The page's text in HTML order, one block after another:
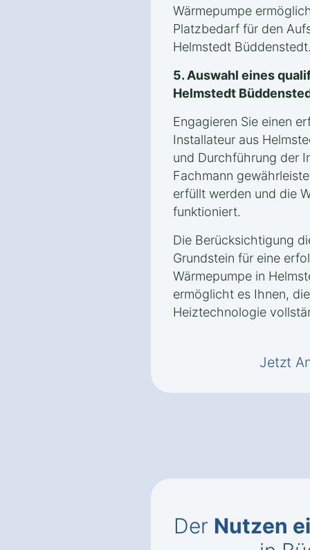
Wärmepumpe
Platzbedarf für den
Helmstedt
5. Auswahl eines
Helmstedt
Engagieren Sie einen
Installateur aus
und Durchführung der
Fachmann
erfüllt werden und die
funktioniert.
Die Berücksichtigung
Grundstein für eine
Wärmepumpe in
ermöglicht es Ihnen,
Heiztechnologie
Jetzt
Der Nutzen